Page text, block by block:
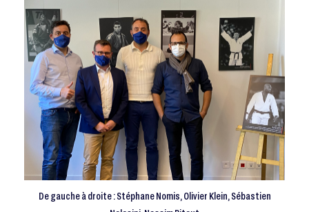
De gauche à droite : Stéphane Nomis, Olivier Klein, Sébastien